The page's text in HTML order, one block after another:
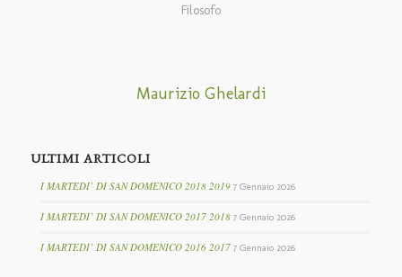
Filosofo
Maurizio Ghelardi
ULTIMI ARTICOLI
I MARTEDI’ DI SAN DOMENICO 2018 2019 7 Gennaio 2026
I MARTEDI’ DI SAN DOMENICO 2017 2018 7 Gennaio 2026
I MARTEDI’ DI SAN DOMENICO 2016 2017 7 Gennaio 2026